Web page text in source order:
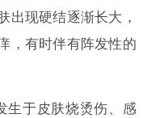
出现硬结逐渐长大，
，有时伴有阵发性的
生于皮肤烧烫伤、感